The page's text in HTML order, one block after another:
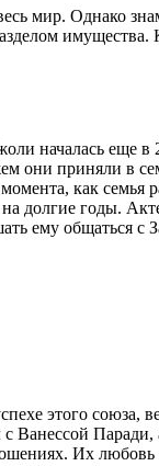
мир. Однако
началась еще
они приняли в
как семья
долгие годы.
ему общаться
этого союза,
Ванессой Паради,
Их любовь